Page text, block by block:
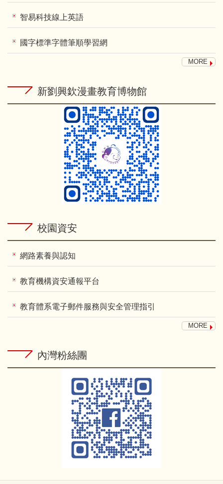
智易科技線上英語
國字標準字體筆順學習網
MORE
新劉興欽漫畫教育博物館
校園資安
網路素養與認知
教育機構資安通報平台
教育體系電子郵件服務與安全管理指引
MORE
內灣粉絲團